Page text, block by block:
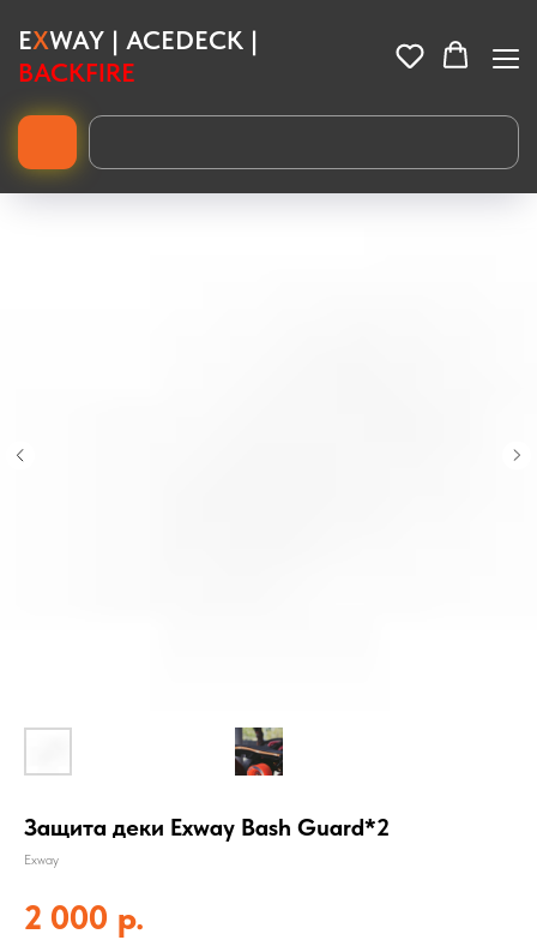
EXWAY | ACEDECK |
BACKFIRE
Защита деки Exway Bash Guard*2
Exway
2 000 р.